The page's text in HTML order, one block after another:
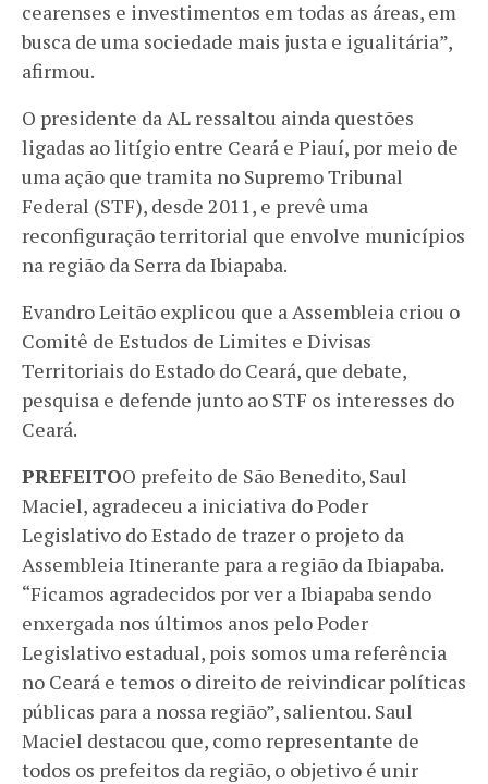
cearenses e investimentos em todas as áreas, em
busca de uma sociedade mais justa e igualitária”,
afirmou.
O presidente da AL ressaltou ainda questões
ligadas ao litígio entre Ceará e Piauí, por meio de
uma ação que tramita no Supremo Tribunal
Federal (STF), desde 2011, e prevê uma
reconfiguração territorial que envolve municípios
na região da Serra da Ibiapaba.
Evandro Leitão explicou que a Assembleia criou o
Comitê de Estudos de Limites e Divisas
Territoriais do Estado do Ceará, que debate,
pesquisa e defende junto ao STF os interesses do
Ceará.
PREFEITOO prefeito de São Benedito, Saul
Maciel, agradeceu a iniciativa do Poder
Legislativo do Estado de trazer o projeto da
Assembleia Itinerante para a região da Ibiapaba.
“Ficamos agradecidos por ver a Ibiapaba sendo
enxergada nos últimos anos pelo Poder
Legislativo estadual, pois somos uma referência
no Ceará e temos o direito de reivindicar políticas
públicas para a nossa região”, salientou. Saul
Maciel destacou que, como representante de
todos os prefeitos da região, o objetivo é unir